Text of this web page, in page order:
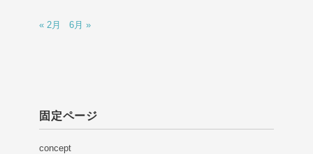
« 2月 6月 »
固定ページ
concept